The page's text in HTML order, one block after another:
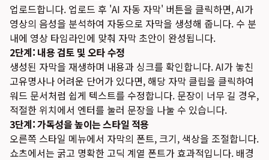
업로드합니다. 업로드 후 'AI 자동 자막' 버튼을 클릭하면, AI가
영상의 음성을 분석하여 자동으로 자막을 생성해 줍니다. 수 분
내에 영상 타임라인에 맞춰 자막 초안이 완성됩니다.
2단계: 내용 검토 및 오타 수정
생성된 자막을 재생하며 내용과 싱크를 확인합니다. AI가 놓친
고유명사나 어려운 단어가 있다면, 해당 자막 클립을 클릭하여
워드 문서처럼 쉽게 텍스트를 수정합니다. 문장이 너무 길 경우,
적절한 위치에서 엔터를 눌러 문장을 나눌 수 있습니다.
3단계: 가독성을 높이는 스타일 적용
오른쪽 스타일 메뉴에서 자막의 폰트, 크기, 색상을 조절합니다.
쇼츠에서는 굵고 명확한 고딕 계열 폰트가 효과적입니다. 배경